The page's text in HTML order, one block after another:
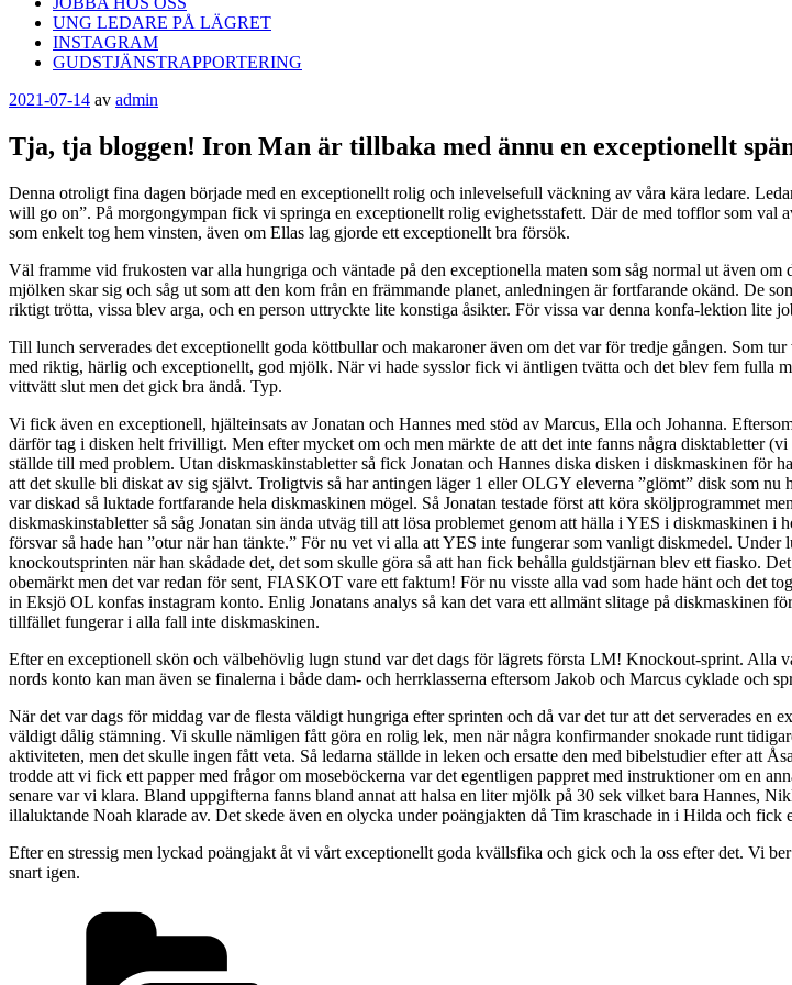
UNG LEDARE PÅ LÄGRET
INSTAGRAM
GUDSTJÄNSTRAPPORTERING
Publicerat
2021-07-14 av admin
Tja, tja bloggen! Iron Man är tillbaka med ännu en exceptionellt
Denna otroligt fina dagen började med en exceptionellt rolig och inlevelsefull väckning av våra kära ledare.
will go on”. På morgongympan fick vi springa en exceptionellt rolig evighetsstafett. Där de med tofflor som val
som enkelt tog hem vinsten, även om Ellas lag gjorde ett exceptionellt bra försök.
Väl framme vid frukosten var alla hungriga och väntade på den exceptionella maten som såg normal ut även
mjölken skar sig och såg ut som att den kom från en främmande planet, anledningen är fortfarande okänd. De
riktigt trötta, vissa blev arga, och en person uttryckte lite konstiga åsikter. För vissa var denna konfa-lektion lite
Till lunch serverades det exceptionellt goda köttbullar och makaroner även om det var för tredje gången. Som
med riktig, härlig och exceptionellt, god mjölk. När vi hade sysslor fick vi äntligen tvätta och det blev fem fulla
vittvätt slut men det gick bra ändå. Typ.
Vi fick även en exceptionell, hjälteinsats av Jonatan och Hannes med stöd av Marcus, Ella och Johanna.
därför tag i disken helt frivilligt. Men efter mycket om och men märkte de att det inte fanns några disktabletter
ställde till med problem. Utan diskmaskinstabletter så fick Jonatan och Hannes diska disken i diskmaskinen
att det skulle bli diskat av sig självt. Troligtvis så har antingen läger 1 eller OLGY eleverna ”glömt” disk som
var diskad så luktade fortfarande hela diskmaskinen mögel. Så Jonatan testade först att köra sköljprogrammet
diskmaskinstabletter så såg Jonatan sin ända utväg till att lösa problemet genom att hälla i YES i diskmaskinen
försvar så hade han ”otur när han tänkte.” För nu vet vi alla att YES inte fungerar som vanligt diskmedel.
knockoutsprinten när han skådade det, det som skulle göra så att han fick behålla guldstjärnan blev ett fiasko.
obemärkt men det var redan för sent, FIASKOT vare ett faktum! För nu visste alla vad som hade hänt och det
in Eksjö OL konfas instagram konto. Enlig Jonatans analys så kan det vara ett allmänt slitage på diskmaskinen
tillfället fungerar i alla fall inte diskmaskinen.
Efter en exceptionell skön och välbehövlig lugn stund var det dags för lägrets första LM! Knockout-sprint. Alla
nords konto kan man även se finalerna i både dam- och herrklasserna eftersom Jakob och Marcus cyklade och
När det var dags för middag var de flesta väldigt hungriga efter sprinten och då var det tur att det serverades
väldigt dålig stämning. Vi skulle nämligen fått göra en rolig lek, men när några konfirmander snokade runt
aktiviteten, men det skulle ingen fått veta. Så ledarna ställde in leken och ersatte den med bibelstudier efter att
trodde att vi fick ett papper med frågor om moseböckerna var det egentligen pappret med instruktioner om en
senare var vi klara. Bland uppgifterna fanns bland annat att halsa en liter mjölk på 30 sek vilket bara Hannes,
illaluktande Noah klarade av. Det skede även en olycka under poängjakten då Tim kraschade in i Hilda och fick
Efter en stressig men lyckad poängjakt åt vi vårt exceptionellt goda kvällsfika och gick och la oss efter det. Vi
snart igen.